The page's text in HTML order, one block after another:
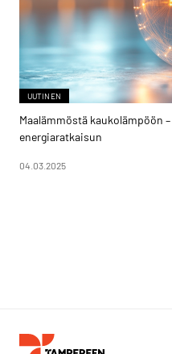
UUTINEN
Maalämmöstä kaukolämpöön
energiaratkaisun
04.03.2025